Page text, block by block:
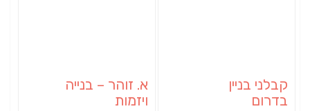
קבלני בניין
בדרום
א. זוהר – בנייה
ויזמות